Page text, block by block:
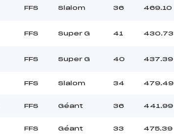
FFS Slalom 36 469.10
FFS Super G 41 430.73
FFS Super G 40 437.39
FFS Slalom 34 479.49
FFS Géant 36 441.99
FFS Géant 33 475.39